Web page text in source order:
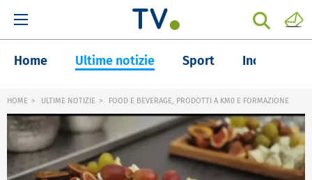
Home Ultime notizie Sport Inchieste
HOME ULTIME NOTIZIE FOOD E BEVERAGE, PRODOTTI A KM0 E FORMAZIONE